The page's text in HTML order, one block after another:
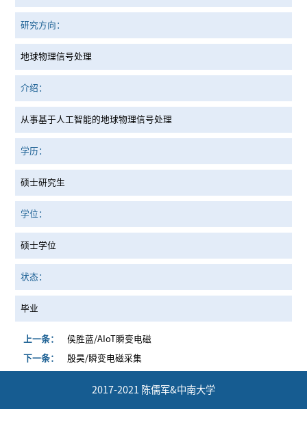
研究方向：
地球物理信号处理
介绍：
从事基于人工智能的地球物理信号处理
学历：
硕士研究生
学位：
硕士学位
状态：
毕业
上一条： 侯胜蓝/AIoT瞬变电磁
下一条： 殷昊/瞬变电磁采集
2017-2021 陈儒军&中南大学